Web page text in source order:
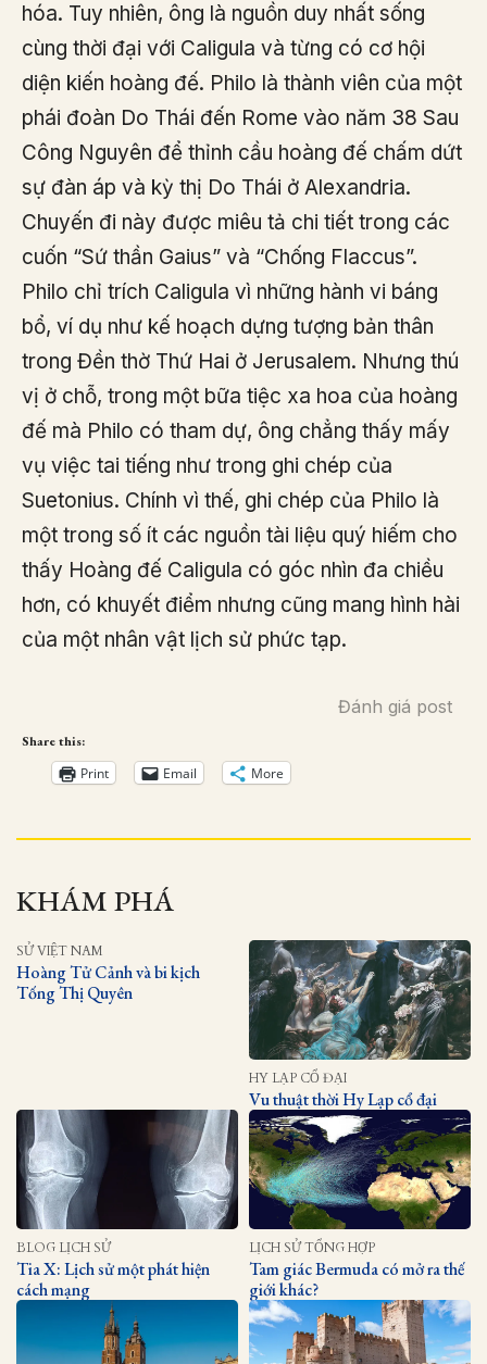
hóa. Tuy nhiên, ông là nguồn duy nhất sống
cùng thời đại với Caligula và từng có cơ hội
diện kiến hoàng đế. Philo là thành viên của một
phái đoàn Do Thái đến Rome vào năm 38 Sau
Công Nguyên để thỉnh cầu hoàng đế chấm dứt
sự đàn áp và kỳ thị Do Thái ở Alexandria.
Chuyến đi này được miêu tả chi tiết trong các
cuốn “Sứ thần Gaius” và “Chống Flaccus”.
Philo chỉ trích Caligula vì những hành vi báng
bổ, ví dụ như kế hoạch dựng tượng bản thân
trong Đền thờ Thứ Hai ở Jerusalem. Nhưng thú
vị ở chỗ, trong một bữa tiệc xa hoa của hoàng
đế mà Philo có tham dự, ông chẳng thấy mấy
vụ việc tai tiếng như trong ghi chép của
Suetonius. Chính vì thế, ghi chép của Philo là
một trong số ít các nguồn tài liệu quý hiếm cho
thấy Hoàng đế Caligula có góc nhìn đa chiều
hơn, có khuyết điểm nhưng cũng mang hình hài
của một nhân vật lịch sử phức tạp.
Đánh giá post
Share this:
Print Email More
KHÁM PHÁ
SỬ VIỆT NAM
Hoàng Tử Cảnh và bi kịch
Tống Thị Quyên
HY LẠP CỔ ĐẠI
Vu thuật thời Hy Lạp cổ đại
BLOG LỊCH SỬ
Tia X: Lịch sử một phát hiện
cách mạng
LỊCH SỬ TỔNG HỢP
Tam giác Bermuda có mở ra thế
giới khác?